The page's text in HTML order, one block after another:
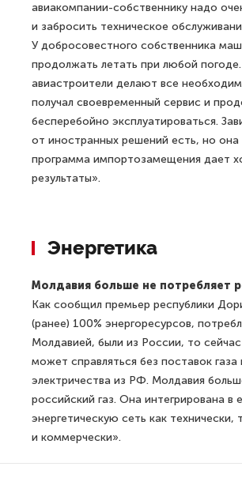
авиакомпании-собственнику надо
и забросить техническое
У добросовестного собственника
продолжать летать при любой
авиастроители делают все
получал своевременный сервис и
бесперебойно эксплуатироваться.
от иностранных решений есть, но она
программа импортозамещения дает
результаты».
Энергетика
Молдавия больше не потребляет
Как сообщил премьер республики
(ранее) 100% энергоресурсов,
Молдавией, были из России, то сейчас
может справляться без поставок газа
электричества из РФ. Молдавия
российский газ. Она интегрирована в
энергетическую сеть как технически,
и коммерчески».